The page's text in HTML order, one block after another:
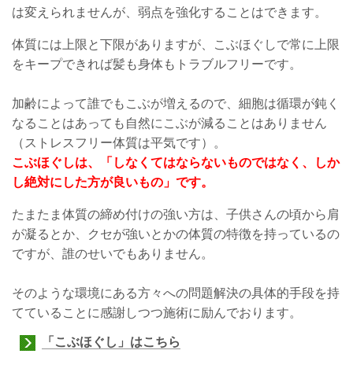
は変えられませんが、弱点を強化することはできます。
体質には上限と下限がありますが、こぶほぐしで常に上限
をキープできれば髪も身体もトラブルフリーです。
加齢によって誰でもこぶが増えるので、細胞は循環が鈍く
なることはあっても自然にこぶが減ることはありません
（ストレスフリー体質は平気です）。
こぶほぐしは、「しなくてはならないものではなく、しか
し絶対にした方が良いもの」です。
たまたま体質の締め付けの強い方は、子供さんの頃から肩
が凝るとか、クセが強いとかの体質の特徴を持っているの
ですが、誰のせいでもありません。
そのような環境にある方々への問題解決の具体的手段を持
てていることに感謝しつつ施術に励んでおります。
「こぶほぐし」はこちら